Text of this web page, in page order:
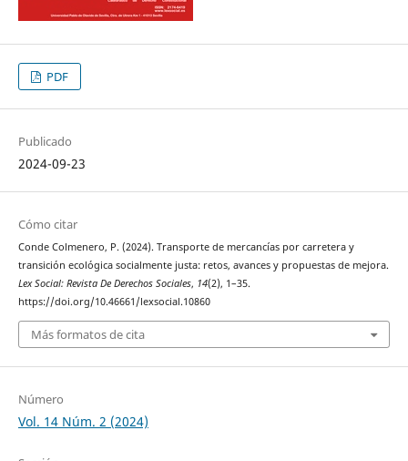
PDF
Publicado
2024-09-23
Cómo citar
Conde Colmenero, P. (2024). Transporte de mercancías por carretera y
transición ecológica socialmente justa: retos, avances y propuestas de mejora.
Lex Social: Revista De Derechos Sociales, 14(2), 1–35.
https://doi.org/10.46661/lexsocial.10860
Más formatos de cita
Número
Vol. 14 Núm. 2 (2024)